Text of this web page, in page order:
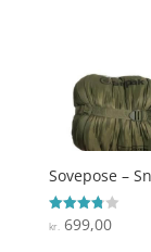
Sovepose –
Vurderet
3.8
kr.699,00